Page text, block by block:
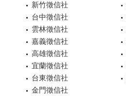
新竹徵信社
台中徵信社
雲林徵信社
嘉義徵信社
高雄徵信社
宜蘭徵信社
台東徵信社
金門徵信社